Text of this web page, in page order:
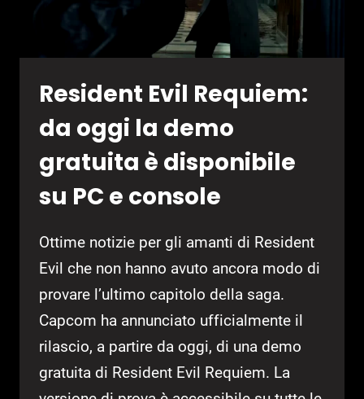
Resident Evil Requiem:
da oggi la demo
gratuita è disponibile
su PC e console
Ottime notizie per gli amanti di Resident
Evil che non hanno avuto ancora modo di
provare l’ultimo capitolo della saga.
Capcom ha annunciato ufficialmente il
rilascio, a partire da oggi, di una demo
gratuita di Resident Evil Requiem. La